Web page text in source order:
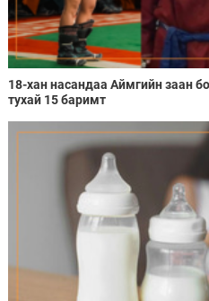
18-хан насандаа Аймгийн заан
тухай 15 баримт